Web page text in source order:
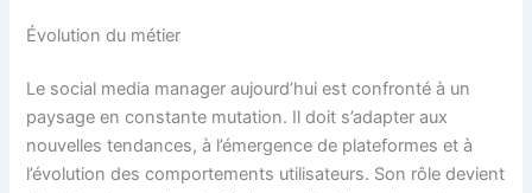
Évolution du métier
Le social media manager aujourd’hui est confronté à un
paysage en constante mutation. Il doit s’adapter aux
nouvelles tendances, à l’émergence de plateformes et à
l’évolution des comportements utilisateurs. Son rôle devient